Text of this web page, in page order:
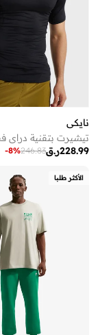
نايكي
تيشيرت بتقنية دراي
ر.ق228.99
246.83
-8%
الأكثر طلبا